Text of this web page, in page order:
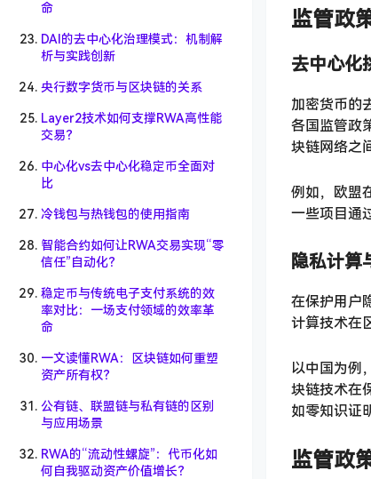
命
DAI的去中心化治理模式：机制解
析与实践创新
央行数字货币与区块链的关系
Layer2技术如何支撑RWA高性能
交易？
中心化vs去中心化稳定币全面对
比
冷钱包与热钱包的使用指南
智能合约如何让RWA交易实现“零
信任”自动化？
稳定币与传统电子支付系统的效
率对比：一场支付领域的效率革
命
一文读懂RWA：区块链如何重塑
资产所有权？
公有链、联盟链与私有链的区别
与应用场景
RWA的“流动性螺旋”：代币化如
何自我驱动资产价值增长？
监管政
去中心化
加密货币的
各国监管政
块链网络之
例如，欧盟
一些项目通
隐私计算
在保护用户
计算技术在
以中国为例
块链技术在
如零知识证
监管政